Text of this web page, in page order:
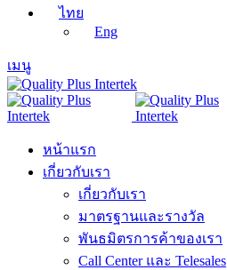
ไทย
Eng
เมนู
หน้าแรก
เกี่ยวกับเรา
เกี่ยวกับเรา
มาตรฐานและรางวัล
พันธมิตรการค้าของเรา
Call Center และ Telesales